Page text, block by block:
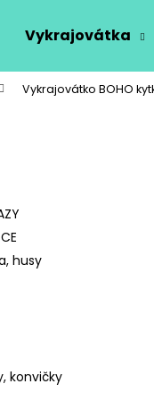
Vykrajovátka
Vykrajovátko BOHO
husy
konvičky